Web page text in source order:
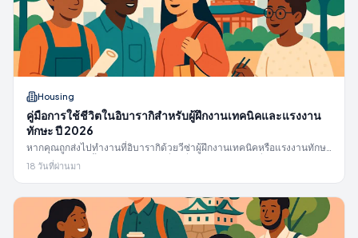
Housing
คู่มือการใช้ชีวิตในอิบารากิสำหรับผู้ฝึกงานเทคนิคและแรงงาน
ทักษะ ปี 2026
หากคุณถูกส่งไปทำงานที่อิบารากิด้วยวีซ่าผู้ฝึกงานเทคนิคหรือแรงงานทักษะ
เฉพาะทาง คู่มือนี้จะช่วยอธิบายว่าเรื่องที่พัก ค่าจ้าง การเปลี่ยนแปลงกฎ
Ikusei Shuro ปี 2027 และการส่งเงินกลับบ้านทำงานอย่างไรในความเป็น
จริง
18 วันที่ผ่านมา